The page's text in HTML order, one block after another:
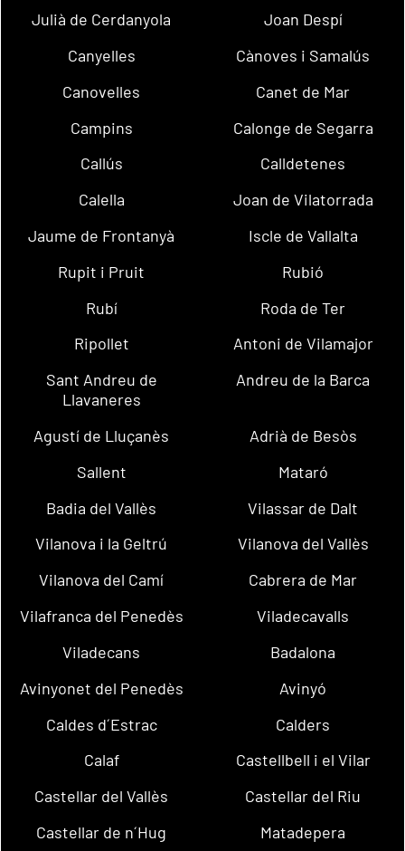
Julià de Cerdanyola
Joan Despí
Canyelles
Cànoves i Samalús
Canovelles
Canet de Mar
Campins
Calonge de Segarra
Callús
Calldetenes
Calella
Joan de Vilatorrada
Jaume de Frontanyà
Iscle de Vallalta
Rupit i Pruit
Rubió
Rubí
Roda de Ter
Ripollet
Antoni de Vilamajor
Sant Andreu de
Llavaneres
Andreu de la Barca
Agustí de Lluçanès
Adrià de Besòs
Sallent
Mataró
Badia del Vallès
Vilassar de Dalt
Vilanova i la Geltrú
Vilanova del Vallès
Vilanova del Camí
Cabrera de Mar
Vilafranca del Penedès
Viladecavalls
Viladecans
Badalona
Avinyonet del Penedès
Avinyó
Caldes d´Estrac
Calders
Calaf
Castellbell i el Vilar
Castellar del Vallès
Castellar del Riu
Castellar de n´Hug
Matadepera